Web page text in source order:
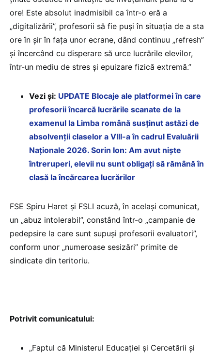
ore! Este absolut inadmisibil ca într-o eră a
„digitalizării”, profesorii să fie puși în situația de a sta
ore în șir în fața unor ecrane, dând continuu „refresh”
și încercând cu disperare să urce lucrările elevilor,
într-un mediu de stres și epuizare fizică extremă.”
Vezi și: UPDATE Blocaje ale platformei în care
profesorii încarcă lucrările scanate de la
examenul la Limba română susținut astăzi de
absolvenții claselor a VIII-a în cadrul Evaluării
Naționale 2026. Sorin Ion: Am avut niște
întreruperi, elevii nu sunt obligați să rămână în
clasă la încărcarea lucrărilor
FSE Spiru Haret și FSLI acuză, în același comunicat,
un „abuz intolerabil”, constând într-o „campanie de
pedepsire la care sunt supuși profesorii evaluatori”,
conform unor „numeroase sesizări” primite de
sindicate din teritoriu.
Potrivit comunicatului:
„Faptul că Ministerul Educației și Cercetării și